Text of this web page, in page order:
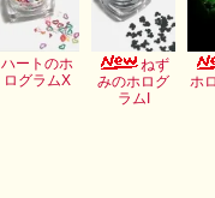
ハートのホ
ログラムX
ねず
みのホログ
ラムI
ホ